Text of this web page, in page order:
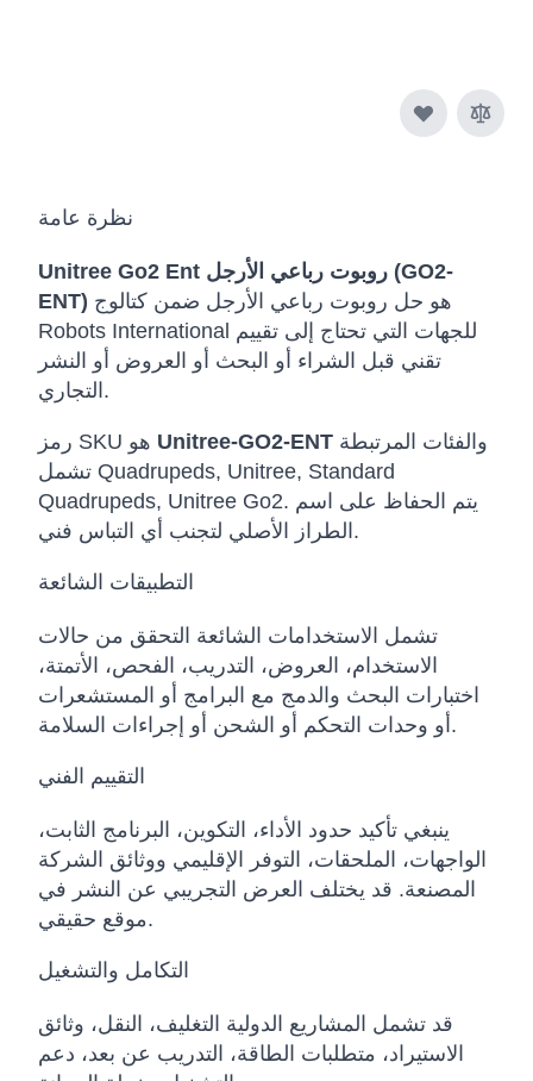
نظرة عامة
Unitree Go2 Ent روبوت رباعي الأرجل (GO2-
ENT)
Robots International للجهات التي تحتاج إلى تقييم
تقني قبل الشراء أو البحث أو العروض أو النشر
التجاري.
Unitree-GO2-ENT
تشمل Quadrupeds, Unitree, Standard
Quadrupeds, Unitree Go2. يتم الحفاظ على اسم
الطراز الأصلي لتجنب أي التباس فني.
التطبيقات الشائعة
تشمل الاستخدامات الشائعة التحقق من حالات
الاستخدام، العروض، التدريب، الفحص، الأتمتة،
اختبارات البحث والدمج مع البرامج أو المستشعرات
أو وحدات التحكم أو الشحن أو إجراءات السلامة.
التقييم الفني
ينبغي تأكيد حدود الأداء، التكوين، البرنامج الثابت،
الواجهات، الملحقات، التوفر الإقليمي ووثائق الشركة
المصنعة. قد يختلف العرض التجريبي عن النشر في
موقع حقيقي.
التكامل والتشغيل
قد تشمل المشاريع الدولية التغليف، النقل، وثائق
الاستيراد، متطلبات الطاقة، التدريب عن بعد، دعم